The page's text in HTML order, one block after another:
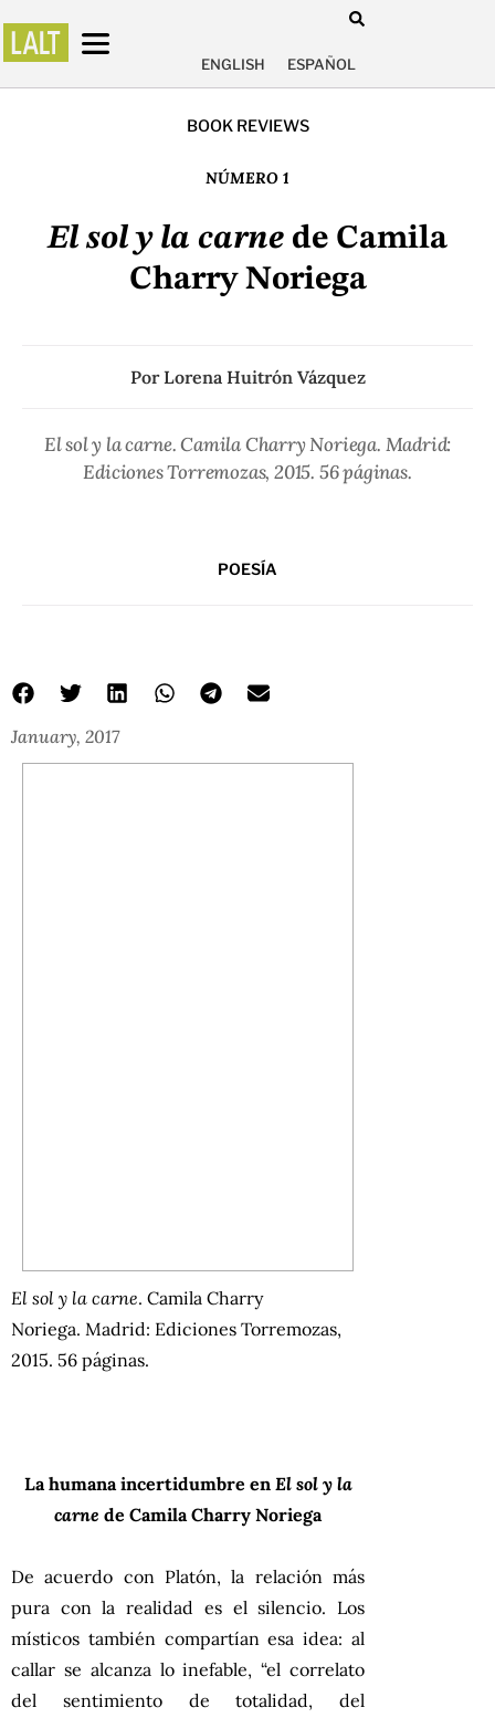
ENGLISH ESPAÑOL
BOOK REVIEWS
NÚMERO 1
El sol y la carne de Camila
Charry Noriega
PorLorena Huitrón Vázquez
El sol y la carne. Camila Charry Noriega. Madrid:
Ediciones Torremozas, 2015. 56 páginas.
POESÍA
January, 2017
El sol y la carne. Camila Charry
Noriega. Madrid: Ediciones Torremozas,
2015. 56 páginas.
La humana incertidumbre en El sol y la
carne de Camila Charry Noriega
De acuerdo con Platón, la relación más
pura con la realidad es el silencio. Los
místicos también compartían esa idea: al
callar se alcanza lo inefable, “el correlato
del sentimiento de totalidad, del